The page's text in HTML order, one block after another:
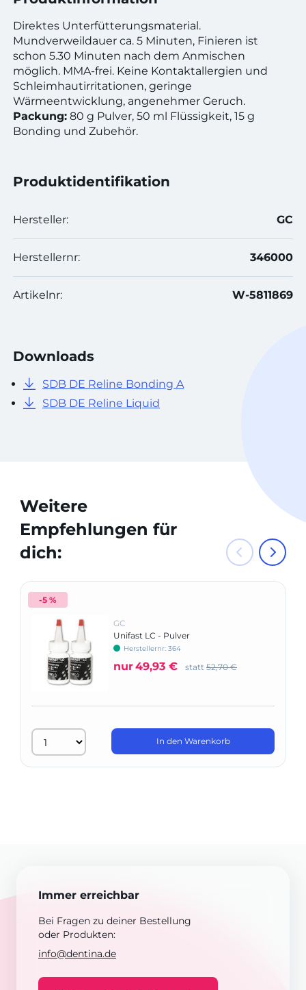
Direktes Unterfütterungsmaterial.
Mundverweildauer ca. 5 Minuten, Finieren ist
schon 5.30 Minuten nach dem Anmischen
möglich. MMA-frei. Keine Kontaktallergien und
Schleimhautirritationen, geringe
Wärmeentwicklung, angenehmer Geruch.
Packung: 80 g Pulver, 50 ml Flüssigkeit, 15 g
Bonding und Zubehör.
Produktidentifikation
Hersteller: GC
Herstellernr: 346000
Artikelnr: W-5811869
Downloads
SDB DE Reline Bonding A
SDB DE Reline Liquid
Weitere
Empfehlungen für
dich:
-5 %
GC
Unifast LC - Pulver
Herstellernr: 364
nur49,93 € statt 52,70 €
In den Warenkorb
Immer erreichbar
Bei Fragen zu deiner Bestellung
oder Produkten:
info@dentina.de